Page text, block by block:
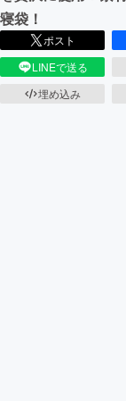
寝袋！
ポスト
LINEで送る
埋め込み